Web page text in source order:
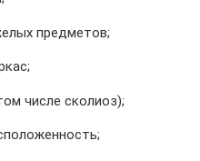
предметов;
числе сколиоз);